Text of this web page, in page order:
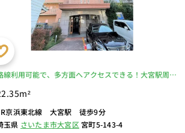
線利用可能で、多方面へアクセスできる！大宮駅周辺
！
京浜東北線 大宮駅 徒歩9分
玉県 さいたま市大宮区 宮町5-143-4